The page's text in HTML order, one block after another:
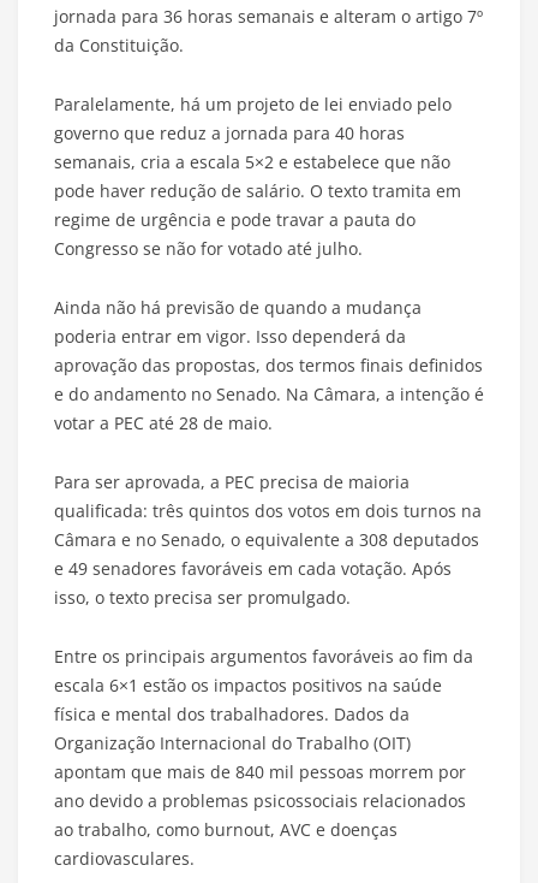
jornada para 36 horas semanais e alteram o artigo 7º
da Constituição.
Paralelamente, há um projeto de lei enviado pelo
governo que reduz a jornada para 40 horas
semanais, cria a escala 5×2 e estabelece que não
pode haver redução de salário. O texto tramita em
regime de urgência e pode travar a pauta do
Congresso se não for votado até julho.
Ainda não há previsão de quando a mudança
poderia entrar em vigor. Isso dependerá da
aprovação das propostas, dos termos finais definidos
e do andamento no Senado. Na Câmara, a intenção é
votar a PEC até 28 de maio.
Para ser aprovada, a PEC precisa de maioria
qualificada: três quintos dos votos em dois turnos na
Câmara e no Senado, o equivalente a 308 deputados
e 49 senadores favoráveis em cada votação. Após
isso, o texto precisa ser promulgado.
Entre os principais argumentos favoráveis ao fim da
escala 6×1 estão os impactos positivos na saúde
física e mental dos trabalhadores. Dados da
Organização Internacional do Trabalho (OIT)
apontam que mais de 840 mil pessoas morrem por
ano devido a problemas psicossociais relacionados
ao trabalho, como burnout, AVC e doenças
cardiovasculares.